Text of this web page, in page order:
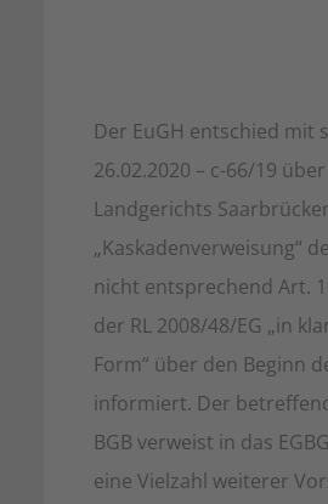
Der EuGH entschied mit
26.02.2020 – c-66/19
Landgerichts
„Kaskadenverweisung“
nicht entsprechend Art.
der RL 2008/48/EG „in
Form“ über den Beginn
informiert. Der
BGB verweist in das
eine Vielzahl weiterer